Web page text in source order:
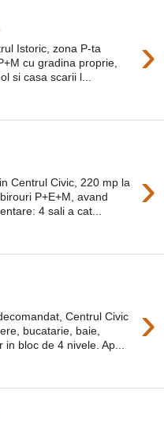
›
Istoric, zona P-ta
cu gradina proprie,
si casa scarii l...
›
Centrul Civic, 220 mp la
P+E+M, avand
4 sali a cat...
›
Centrul Civic
bucatarie, baie,
in bloc de 4 nivele. Ap...